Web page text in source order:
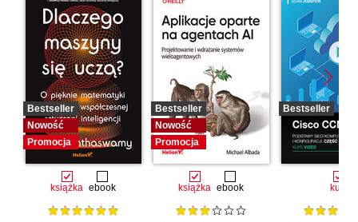
Bestseller
Nowość
Promocja
książka ebook
Bestseller
Nowość
Promocja
książka ebook
Bestseller
kurs